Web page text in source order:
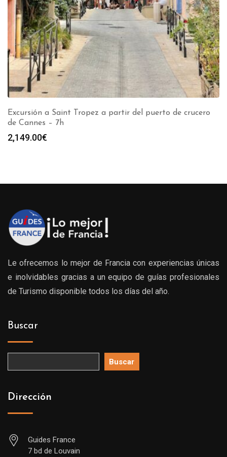
Excursión a Saint Tropez a partir del puerto de crucero
de Cannes – 7h
2,149.00€
Le ofrecemos lo mejor de Francia con experiencias únicas
e inolvidables gracias a un equipo de guías profesionales
de Turismo disponible todos los días del año.
Buscar
Buscar
Dirección
Guides France
7 bd de Louvain